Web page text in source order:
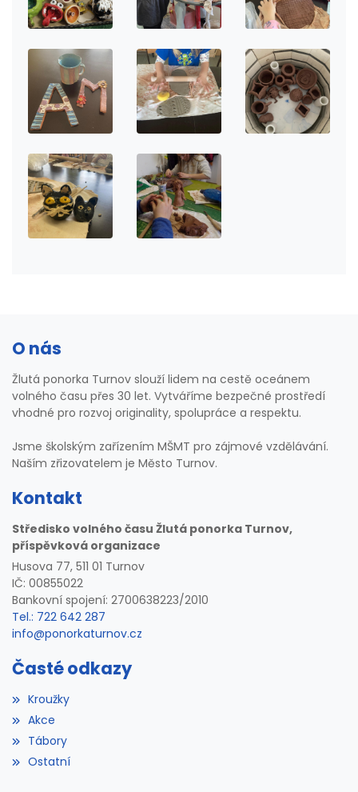
O nás
Žlutá ponorka Turnov slouží lidem na cestě oceánem
volného času přes 30 let. Vytváříme bezpečné prostředí
vhodné pro rozvoj originality, spolupráce a respektu.
Jsme školským zařízením MŠMT pro zájmové vzdělávání.
Naším zřizovatelem je Město Turnov.
Kontakt
Středisko volného času Žlutá ponorka Turnov,
příspěvková organizace
Husova 77, 511 01 Turnov
IČ: 00855022
Bankovní spojení: 2700638223/2010
Tel.: 722 642 287
info@ponorkaturnov.cz
Časté odkazy
Kroužky
Akce
Tábory
Ostatní